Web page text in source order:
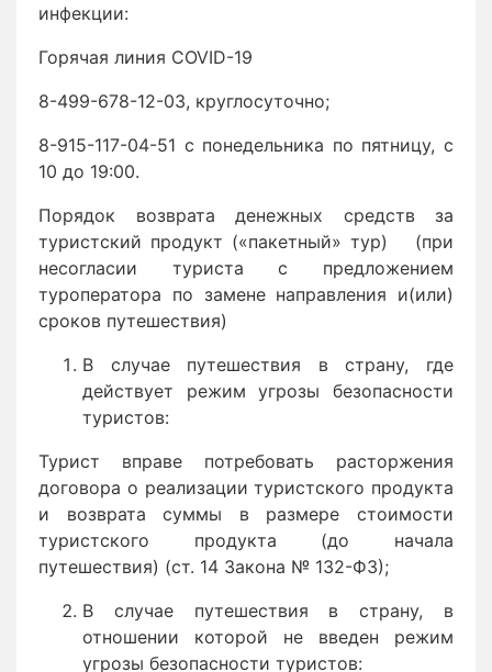
инфекции:
Горячая линия COVID-19
8-499-678-12-03, круглосуточно;
8-915-117-04-51 с понедельника по пятницу, с
10 до 19:00.
Порядок возврата денежных средств за
туристский продукт («пакетный» тур) (при
несогласии туриста с предложением
туроператора по замене направления и(или)
сроков путешествия)
В случае путешествия в страну, где
действует режим угрозы безопасности
туристов:
Турист вправе потребовать расторжения
договора о реализации туристского продукта
и возврата суммы в размере стоимости
туристского продукта (до начала
путешествия) (ст. 14 Закона № 132-ФЗ);
В случае путешествия в страну, в
отношении которой не введен режим
угрозы безопасности туристов: